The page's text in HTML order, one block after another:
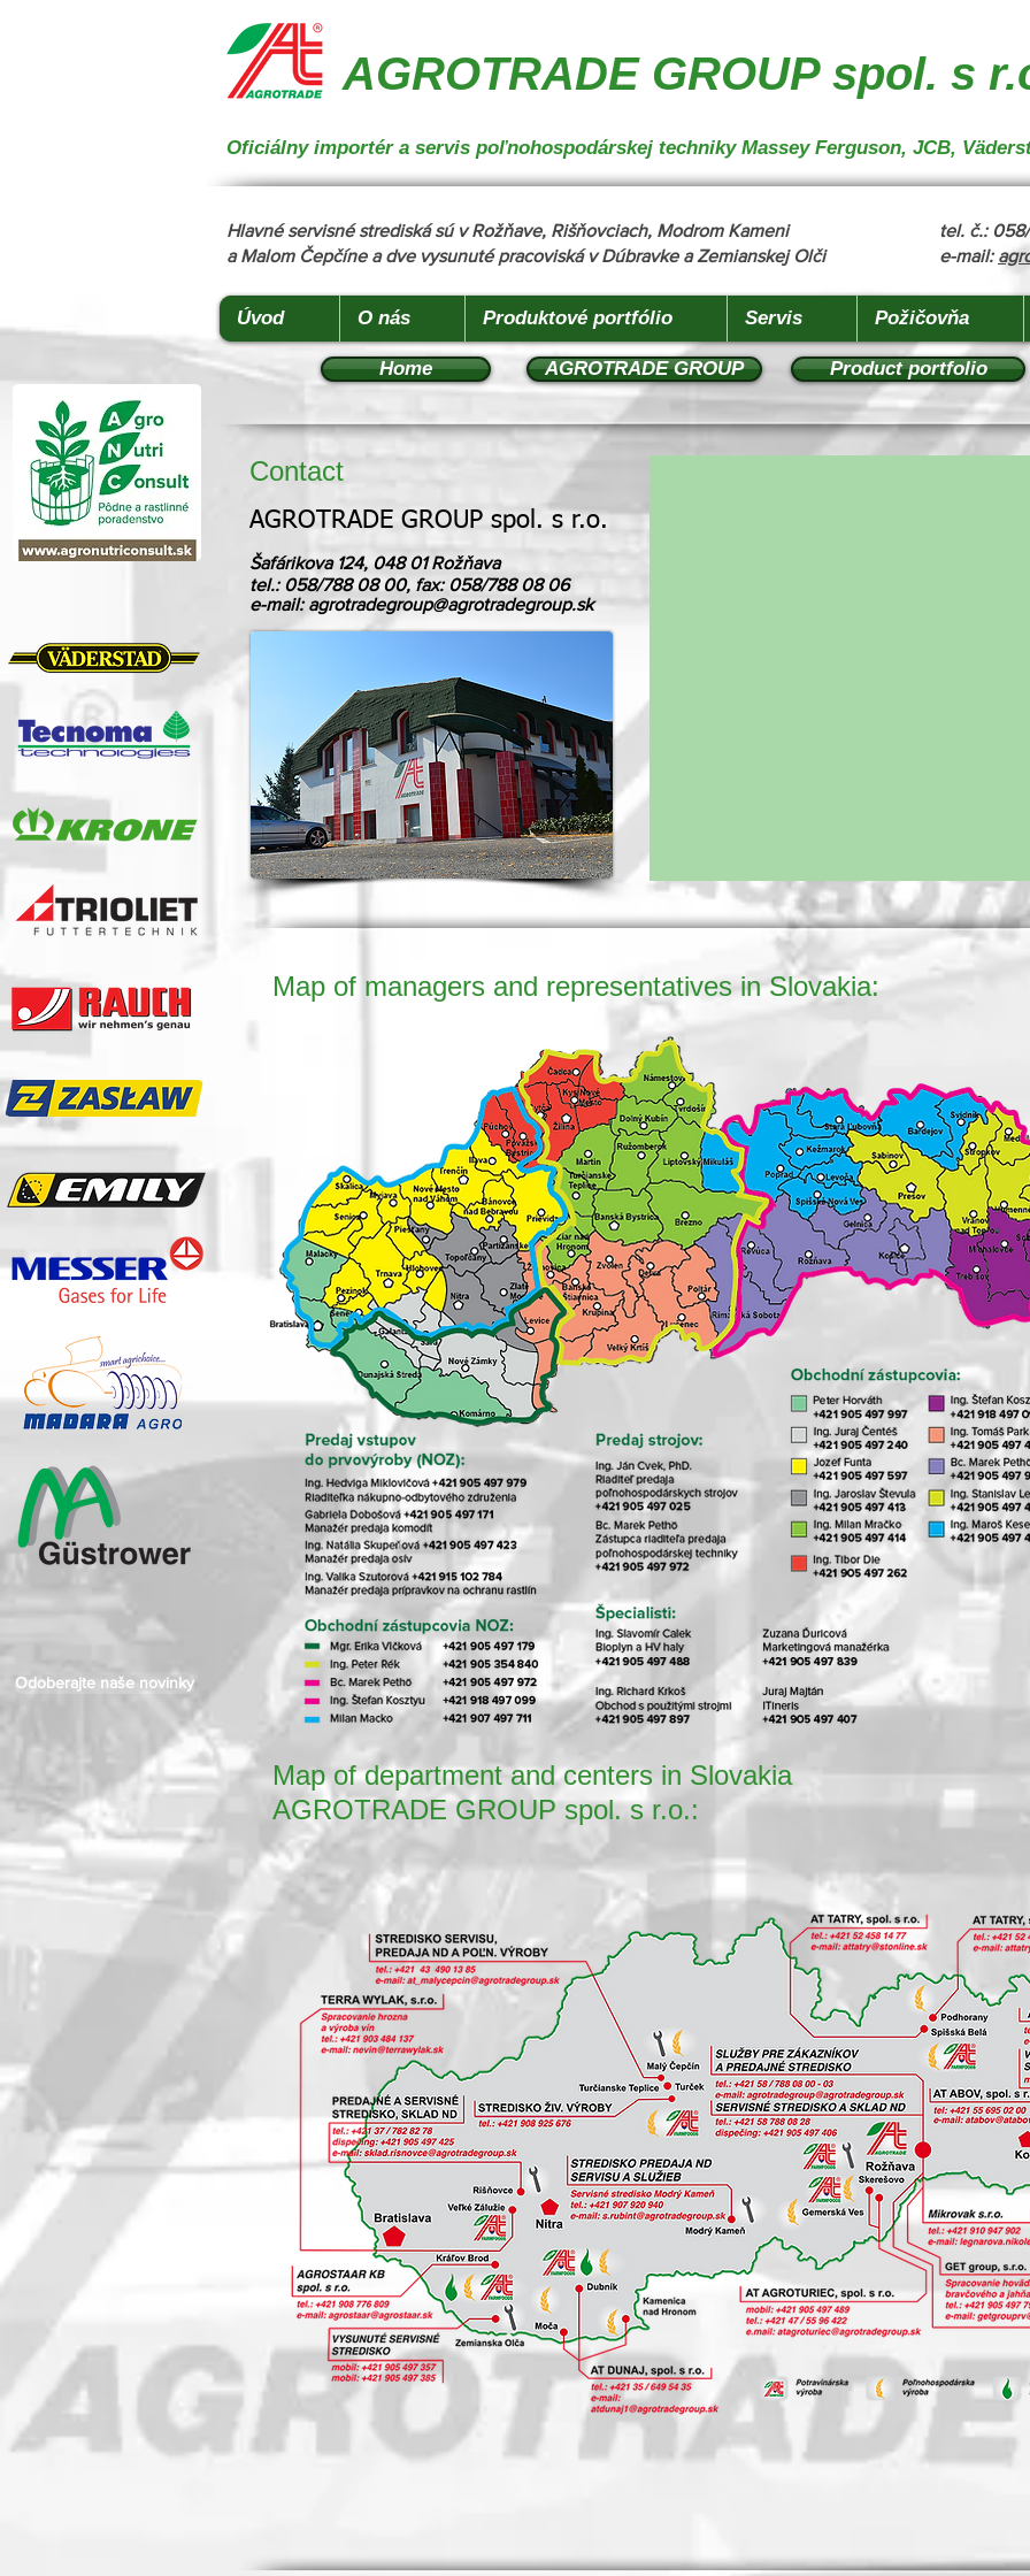
AGROTRADE GROUP spol. s
Oficiálny importér a servis poľnohospodárskej techniky Massey Ferguson, JCB,
Hlavné servisné strediská sú v Rožňave, Rišňovciach, Modrom Kameni
a Malom Čepčíne a dve vysunuté pracoviská v Dúbravke a Zemianskej Olči
tel. č.:
e-mail:
Úvod O nás Produktové portfólio Servis Požičovňa
Home AGROTRADE GROUP Product portfolio
AGROTRADE GROUP spol. s r.o.
Šafárikova 124, 048 01 Rožňava
tel.: 058/788 08 00, fax: 058/788 08 06
e-mail: agrotradegroup@agrotradegroup.sk
Contact
Map of managers and representatives in Slovakia:
Map of department and centers in Slovakia
AGROTRADE GROUP spol. s r.o.:
Odoberajte naše novinky